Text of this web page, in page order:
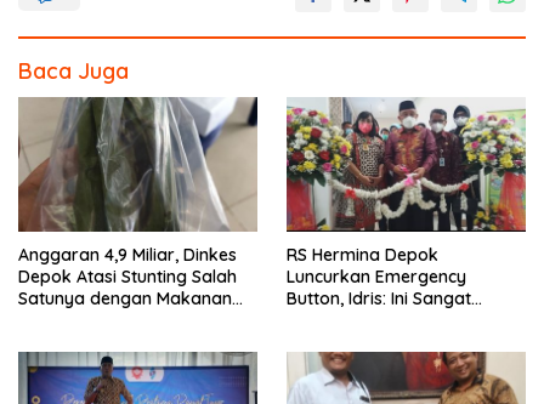
Baca Juga
Anggaran 4,9 Miliar, Dinkes
Depok Atasi Stunting Salah
Satunya dengan Makanan
RS Hermina Depok
Luncurkan Emergency
Button, Idris: Ini Sangat